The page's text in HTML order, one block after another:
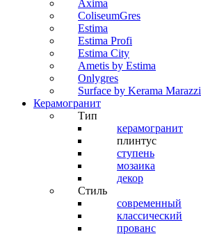
Axima
ColiseumGres
Estima
Estima Profi
Estima City
Ametis by Estima
Onlygres
Surface by Kerama Marazzi
Керамогранит
Тип
керамогранит
плинтус
ступень
мозаика
декор
Стиль
современный
классический
прованс